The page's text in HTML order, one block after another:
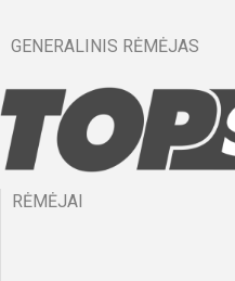
GENERALINIS RĖMĖJAS
RĖMĖJAI